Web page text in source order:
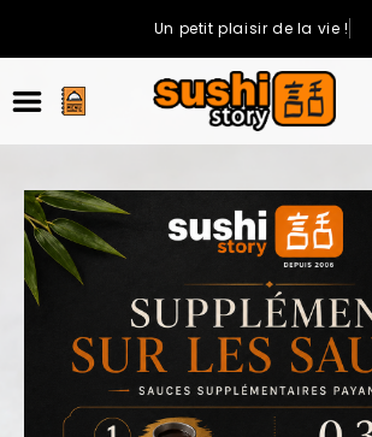
Un petit plaisir de la vie !
ACCUEIL
LA CARTE